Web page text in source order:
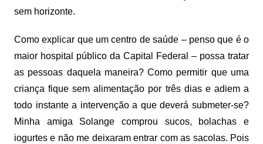
sem horizonte.
Como explicar que um centro de saúde – penso que é o
maior hospital público da Capital Federal – possa tratar
as pessoas daquela maneira? Como permitir que uma
criança fique sem alimentação por três dias e adiem a
todo instante a intervenção a que deverá submeter-se?
Minha amiga Solange comprou sucos, bolachas e
iogurtes e não me deixaram entrar com as sacolas. Pois